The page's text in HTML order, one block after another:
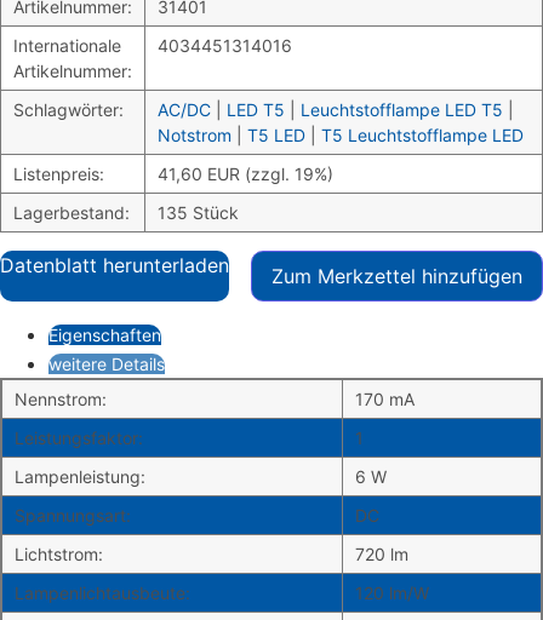
Artikelnummer:
31401
Internationale
Artikelnummer:
4034451314016
Schlagwörter: AC/DC LED T5 Leuchtstofflampe LED T5
Notstrom
T5 LED
T5 Leuchtstofflampe LED
Listenpreis:
41,60 EUR (zzgl. 19%)
Lagerbestand:
135 Stück
Datenblatt herunterladen Zum Merkzettel hinzufügen
Eigenschaften
weitere Details
Nennstrom:
170 mA
Leistungsfaktor:
1
Lampenleistung:
6 W
Spannungsart:
DC
Lichtstrom:
720 lm
Lampenlichtausbeute:
120 lm/W